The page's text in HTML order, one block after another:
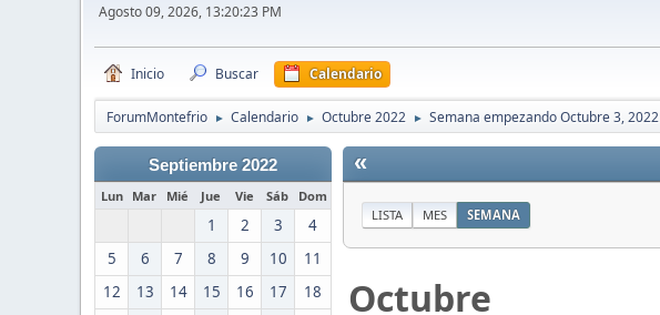
Agosto 09, 2026, 13:20:23 PM
Inicio Buscar Calendario
ForumMontefrio ► Calendario ► Octubre 2022 ► Semana empezando Octubre 3, 2022
Septiembre 2022
Lun Mar Mié Jue Vie Sáb Dom
1 2 3
4
5
6 7 8 9 10
11
12
13 14 15 16 17
18
«
LISTA MES SEMANA
Octubre